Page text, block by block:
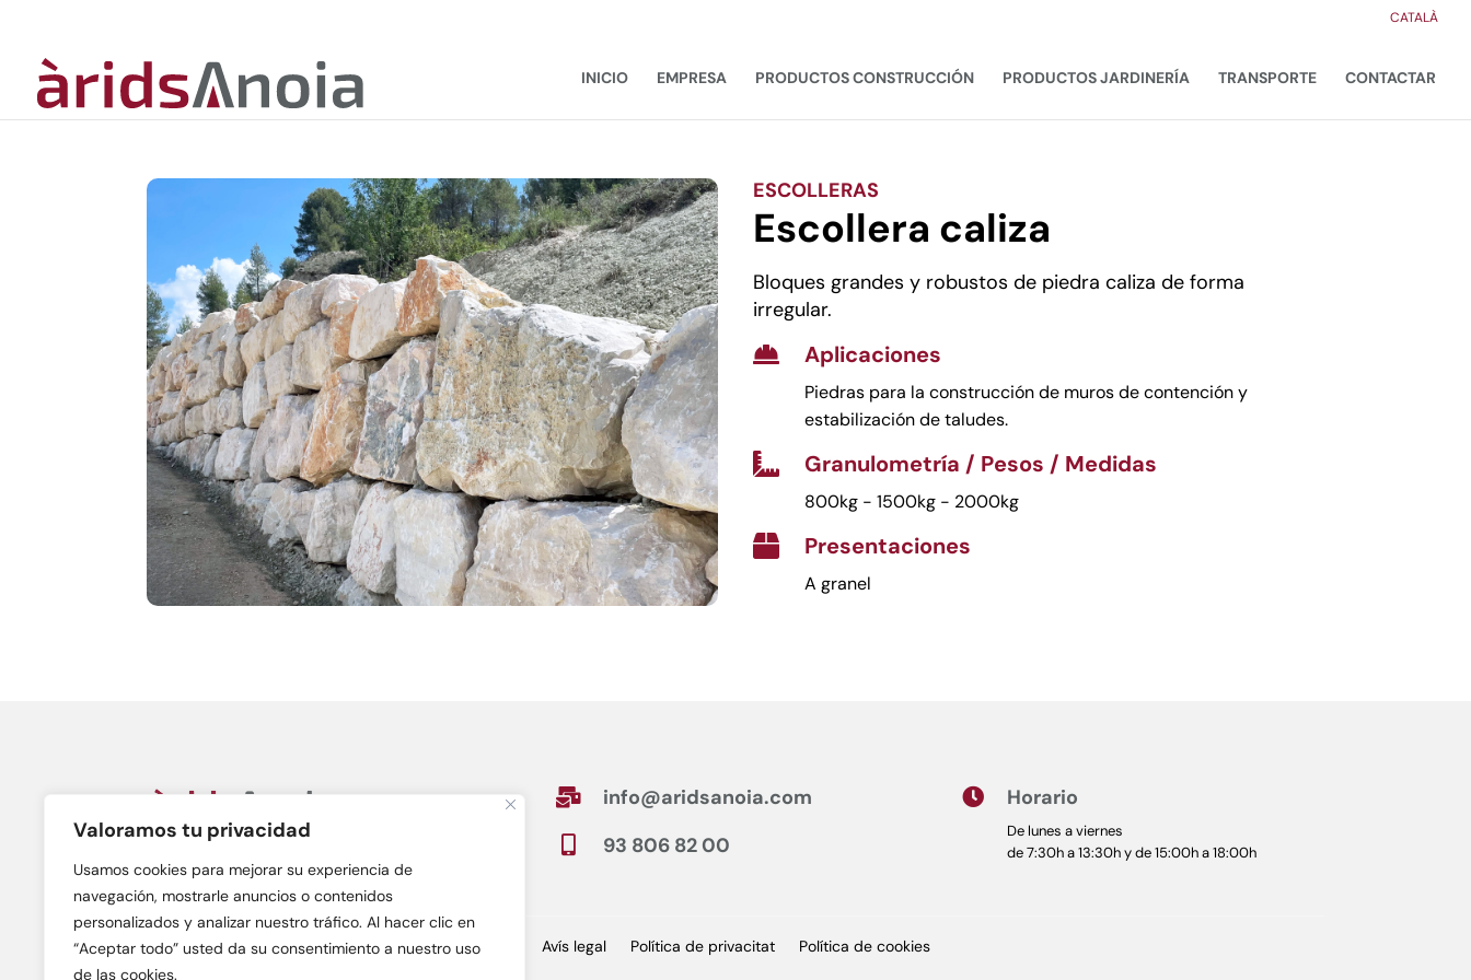
Valoramos tu privacidad
Usamos cookies para mejorar su experiencia de
navegación, mostrarle anuncios o contenidos
personalizados y analizar nuestro tráfico. Al hacer clic en
“Aceptar todo” usted da su consentimiento a nuestro uso
de las cookies.
CATALÀ
INICIO EMPRESA PRODUCTOS CONSTRUCCIÓN PRODUCTOS JARDINERÍA TRANSPORTE CONTACTAR
ESCOLLERAS
Escollera caliza
Bloques grandes y robustos de piedra caliza de forma
irregular.

Aplicaciones
Piedras para la construcción de muros de contención y
estabilización de taludes.
 Granulometría / Pesos / Medidas
800kg - 1500kg - 2000kg
 Presentaciones
A granel
Àrids Anoia, S.L.
08700 – Igualada (Barcelona)
 info@aridsanoia.com
 93 806 82 00
 Horario
De lunes a viernes
de 7:30h a 13:30h y de 15:00h a 18:00h
Avís legal Política de privacitat Política de cookies